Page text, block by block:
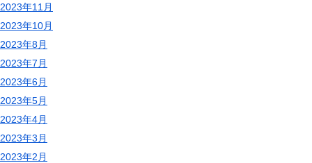
2023年11月
2023年10月
2023年8月
2023年7月
2023年6月
2023年5月
2023年4月
2023年3月
2023年2月